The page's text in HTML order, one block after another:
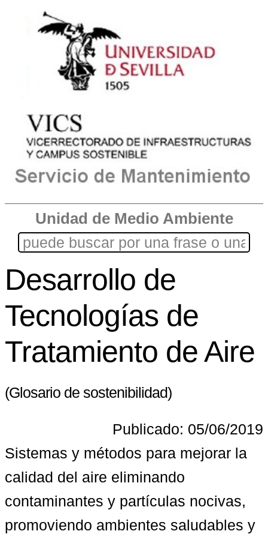
Unidad de Medio Ambiente
Desarrollo de
Tecnologías de
Tratamiento de Aire
(Glosario de sostenibilidad)
Publicado: 05/06/2019
Sistemas y métodos para mejorar la
calidad del aire eliminando
contaminantes y partículas nocivas,
promoviendo ambientes saludables y